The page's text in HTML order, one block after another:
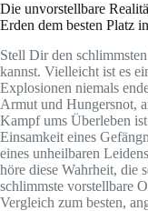
Die unvorstellbare
Erden dem besten Platz
Stell Dir den
kannst. Vielleicht ist es
Explosionen niemals
Armut und Hungersnot,
Kampf ums Überleben
Einsamkeit eines
eines unheilbaren
höre diese Wahrheit, die
schlimmste vorstellbare
Vergleich zum besten,